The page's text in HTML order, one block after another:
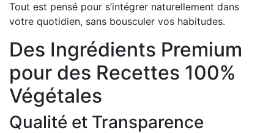
Tout est pensé pour s’intégrer naturellement dans
votre quotidien, sans bousculer vos habitudes.
Des Ingrédients Premium
pour des Recettes 100%
Végétales
Qualité et Transparence